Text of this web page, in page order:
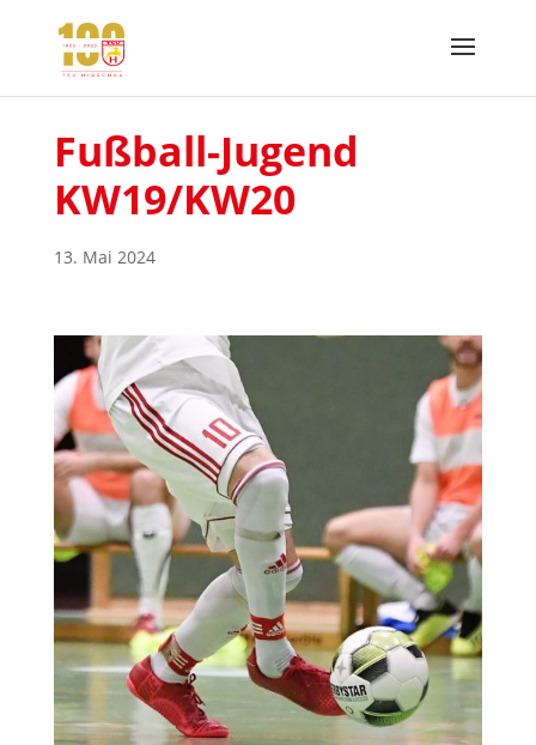
Fußball-Jugend
KW19/KW20
13. Mai 2024